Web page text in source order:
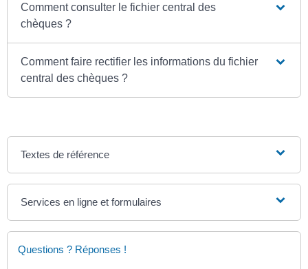
Comment consulter le fichier central des
chèques ?
Comment faire rectifier les informations du fichier
central des chèques ?
Textes de référence
Services en ligne et formulaires
Questions ? Réponses !